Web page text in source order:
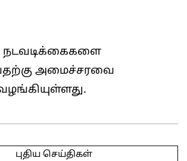
அமைச்சரவை
புதிய செய்திகள்